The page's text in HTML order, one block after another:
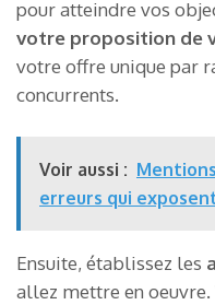
pour atteindre vos
votre proposition de
votre offre unique par
concurrents.
Voir aussi :
erreurs qui
Ensuite, établissez les
allez mettre en oeuvre.